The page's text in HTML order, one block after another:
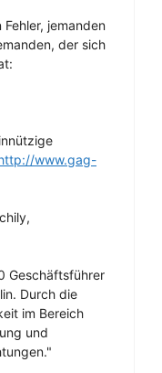
jemanden
der sich
www.gag-
Geschäftsführer
Durch die
im Bereich
und